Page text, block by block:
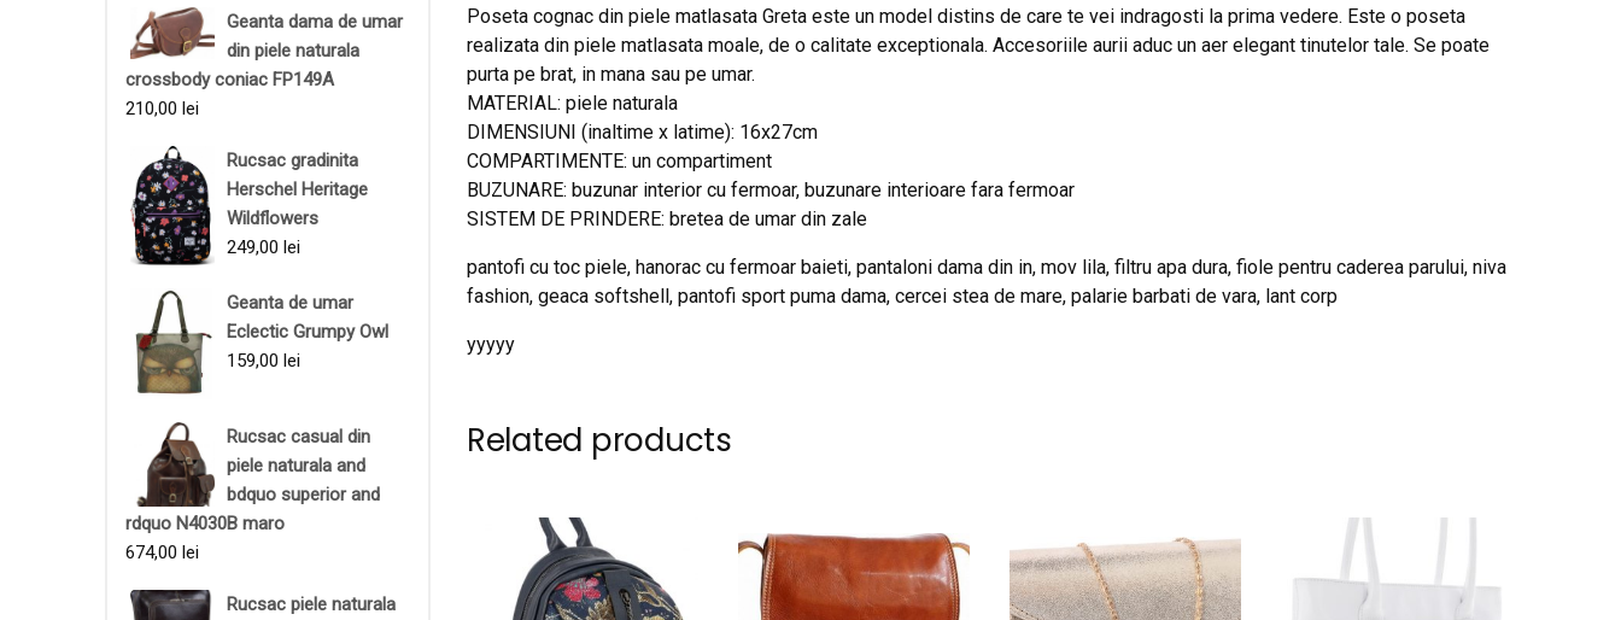
Geanta dama de umar
din piele naturala
crossbody coniac FP149A
210,00 lei
Rucsac gradinita
Herschel Heritage
Wildflowers
249,00 lei
Geanta de umar
Eclectic Grumpy Owl
159,00 lei
Rucsac casual din
piele naturala and
bdquo superior and
rdquo N4030B maro
674,00 lei
Rucsac piele naturala
Poseta cognac din piele matlasata Greta este un model distins de care te vei indragosti la prima vedere. Este o poseta
realizata din piele matlasata moale, de o calitate exceptionala. Accesoriile aurii aduc un aer elegant tinutelor tale. Se poate
purta pe brat, in mana sau pe umar.
MATERIAL: piele naturala
DIMENSIUNI (inaltime x latime): 16x27cm
COMPARTIMENTE: un compartiment
BUZUNARE: buzunar interior cu fermoar, buzunare interioare fara fermoar
SISTEM DE PRINDERE: bretea de umar din zale
pantofi cu toc piele, hanorac cu fermoar baieti, pantaloni dama din in, mov lila, filtru apa dura, fiole pentru caderea parului, niva
fashion, geaca softshell, pantofi sport puma dama, cercei stea de mare, palarie barbati de vara, lant corp
yyyyy
Related products